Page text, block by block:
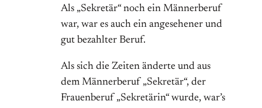
Als „Sekretär“ noch ein Männerberuf
war, war es auch ein angesehener und
gut bezahlter Beruf.
Als sich die Zeiten änderte und aus
dem Männerberuf „Sekretär“, der
Frauenberuf „Sekretärin“ wurde, war’s